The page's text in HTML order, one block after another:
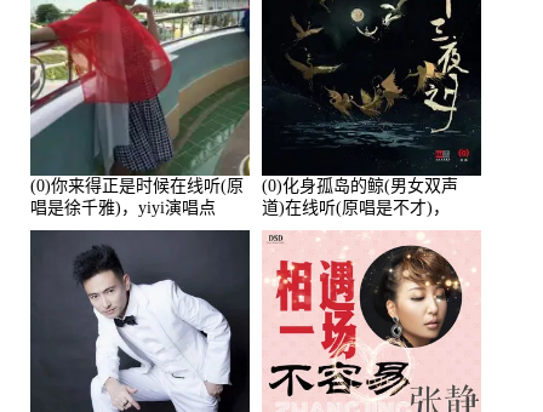
(0)你来得正是时候在线听(原
唱是徐千雅)，yiyi演唱点
播:21991次
(0)化身孤岛的鲸(男女双声
道)在线听(原唱是不才)，
HGBai演唱点播:19428次